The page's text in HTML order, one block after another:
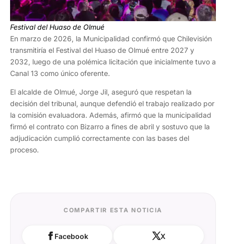
Festival del Huaso de Olmué
En marzo de 2026, la Municipalidad confirmó que Chilevisión
transmitiría el Festival del Huaso de Olmué entre 2027 y
2032, luego de una polémica licitación que inicialmente tuvo a
Canal 13 como único oferente.
El alcalde de Olmué, Jorge Jil, aseguró que respetan la
decisión del tribunal, aunque defendió el trabajo realizado por
la comisión evaluadora. Además, afirmó que la municipalidad
firmó el contrato con Bizarro a fines de abril y sostuvo que la
adjudicación cumplió correctamente con las bases del
proceso.
COMPARTIR ESTA NOTICIA
Facebook X